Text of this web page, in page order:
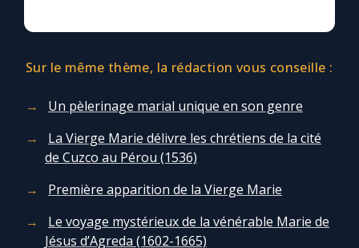
Sur le même thème, la rédaction vous conseille :
Un pèlerinage marial unique en son genre
La Vierge Marie délivre les chrétiens de la cité
de Cuzco au Pérou (1536)
Première apparition de la Vierge Marie
Le voyage mystérieux de la vénérable Marie de
Jésus d’Agreda (1602-1665)